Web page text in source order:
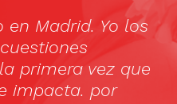
Madrid. Yo los
primera vez que
por